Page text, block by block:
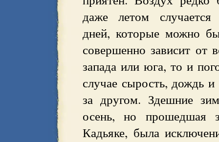
даже летом
дней, которые можно
совершенно зависит от
запада или юга, то и
случае сырость, дождь
за другом. Здешние
осень, но прошедшая
Кадьяке, была